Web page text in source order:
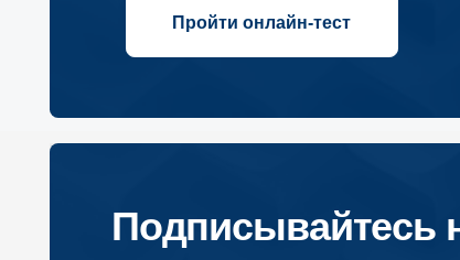
Подписывайтесь на